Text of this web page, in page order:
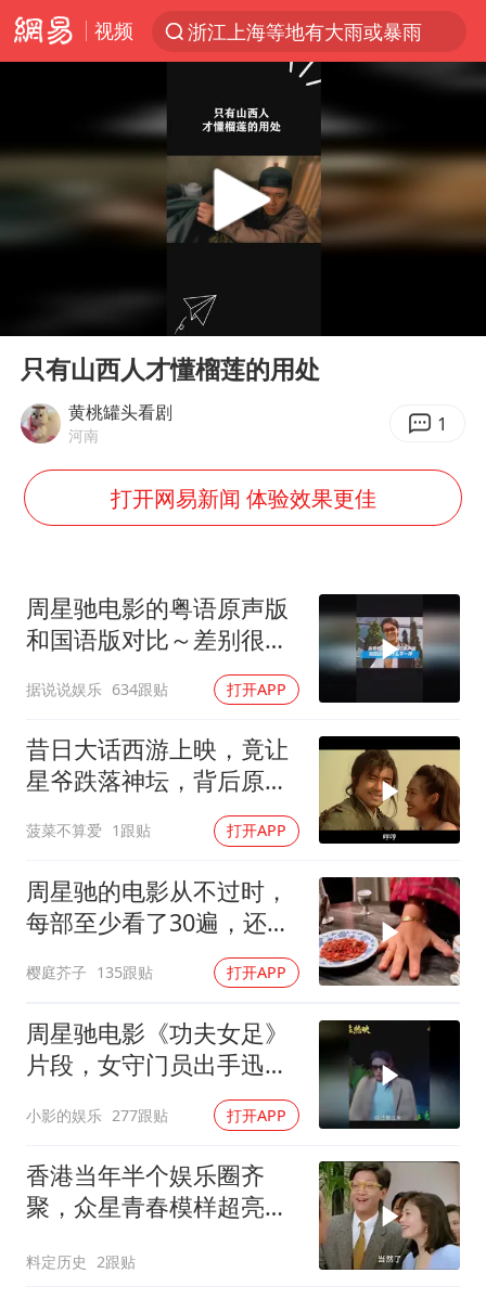
视频
光影经济撬动暑期消费新蓝海
新疆景区自驾服务费改为按车收费
多家A股公司收到美国关税退款
“不怕六爷挂得多 就怕六爷挂一颗”
直击东北超：哈尔滨vs通辽
香港宏福苑火灾或由烟头引起
几元成本的AI广告导致千万市值蒸发
浙江台州《告全体市民书》
郑丽文：台湾从来没有“独立”过
酒店回应车内过夜被收150元
梁家辉百花奖演讲落泪
人民的健康、体质、幸福一脉相承
Play
只有山西人才懂榴莲的用处
黄桃罐头看剧
河南 1
打开网易新闻 体验效果更佳
周星驰电影的粤语原声版
和国语版对比～差别很
大！讲粤语的星爷才是他
自己！
据说说娱乐 634跟贴 打开APP
昔日大话西游上映，竟让
星爷跌落神坛，背后原因
菠菜不算爱 1跟贴 打开APP
周星驰的电影从不过时，
每部至少看了30遍，还是
樱庭芥子 135跟贴 打开APP
周星驰电影《功夫女足》
片段，女守门员出手迅
猛，一次比一次搞笑
小影的娱乐 277跟贴 打开APP
香港当年半个娱乐圈齐
聚，众星青春模样超亮
料定历史 2跟贴